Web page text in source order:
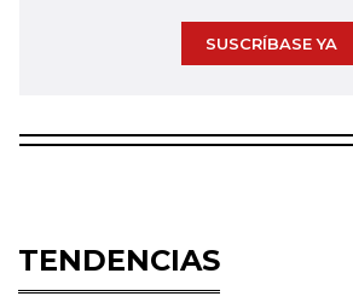
SUSCRÍBASE YA
TENDENCIAS